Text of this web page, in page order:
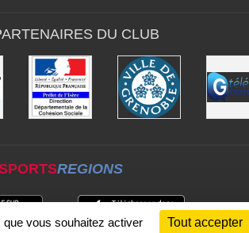
DU CLUB
REGIONS
vous souhaitez activer Tout accepter